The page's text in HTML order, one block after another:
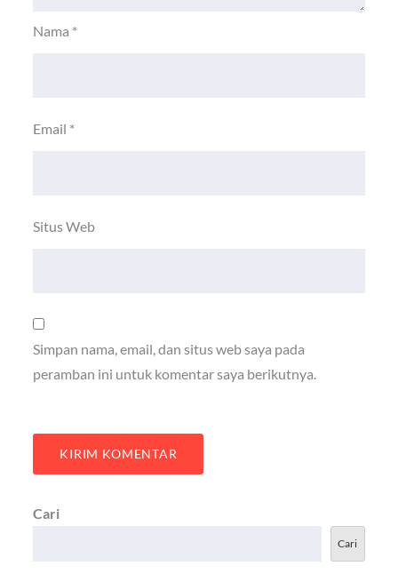
Nama *
Email *
Situs Web
Simpan nama, email, dan situs web saya pada
peramban ini untuk komentar saya berikutnya.
Cari
Cari